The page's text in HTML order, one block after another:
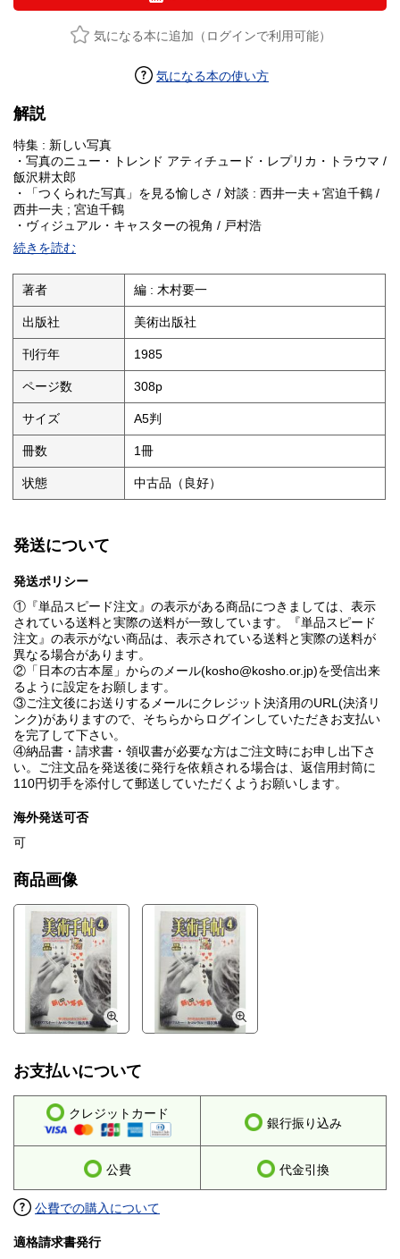
気になる本に追加（ログインで利用可能）
気になる本の使い方
解説
特集 : 新しい写真
・写真のニュー・トレンド アティチュード・レプリカ・トラウマ /
飯沢耕太郎
・「つくられた写真」を見る愉しさ / 対談 : 西井一夫＋宮迫千鶴 /
西井一夫 ; 宮迫千鶴
・ヴィジュアル・キャスターの視角 / 戸村浩
・作家解説 / 飯沢耕太郎 ; 金子隆一 ; 高野育郎
file
・ロンドン・ICAの大竹伸朗
・『志水楠男と南画廊』刊行される
・足絵健在 / 白髪一雄
[展覧会] 木の造形展 木々塊々 嬉々快々 / 中村英樹
芸術家の墓 / 向田直幹
アレックス・コルヴィル展 線のための視線 / 篠田達美
[海外ニュース]
・サンフランシスコ20世紀展 / 大井敏恭
・ブリュッセル「時間：芸術の第四次元」展 / 高橋のぞみ
・ニューヨークリー・クラズナー回顧展ほか / 依田寿久
[プレイボックス]㊴椅子の修復 / 高木修
[地方通信]
・旭川 「北辺の写真師たち」展 / 編集部
・茨城 新装なった笠間日動美術館
・和歌山 第1回和歌山版画ビエンナーレ / 木村要一
・藤沢典明 抽象をつかむ / 編集部
・ぼくのともだち④歌手加藤登紀子さん / 田島征三
ALL THAT ART 重豊次郎 景色を焼く / 編集部
[特別記事] 原型と増殖 モランディーニの彫刻 / 中村雄二郎
[アート・リーディング] 絵画経験 モダニズムの原理とバーネッ
ト・ニューマン / 早見堯
ARTISTS NOW⑫JONATIAN BOROFSKY ジョナサン・ボロフスキ
ー ロビンソンは自分が自分より背が高い夢を見た / 東野芳明
[世界の美術館]㉖カピトリーノ美術館と国立ローマ[テルメ]博物館 /
田辺徹 ; 向田直幹
ART'85
・[東京] / 南條史生 ; 田野金太
・[名古屋] / 奥山太平
・[関西] / 篠原資明
ART FOCUS+(a)
続きを読む
著者 編 : 木村要一
出版社 美術出版社
刊行年 1985
ページ数 308p
サイズ A5判
冊数 1冊
状態 中古品（良好）
発送について
発送ポリシー
①『単品スピード注文』の表示がある商品につきましては、表示
されている送料と実際の送料が一致しています。『単品スピード
注文』の表示がない商品は、表示されている送料と実際の送料が
異なる場合があります。
②「日本の古本屋」からのメール(kosho@kosho.or.jp)を受信出来
るように設定をお願します。
③ご注文後にお送りするメールにクレジット決済用のURL(決済リ
ンク)がありますので、そちらからログインしていただきお支払い
を完了して下さい。
④納品書・請求書・領収書が必要な方はご注文時にお申し出下さ
い。ご注文品を発送後に発行を依頼される場合は、返信用封筒に
110円切手を添付して郵送していただくようお願いします。
海外発送可否
可
商品画像
お支払いについて
クレジットカード
銀行振り込み
公費 代金引換
公費での購入について
適格請求書発行